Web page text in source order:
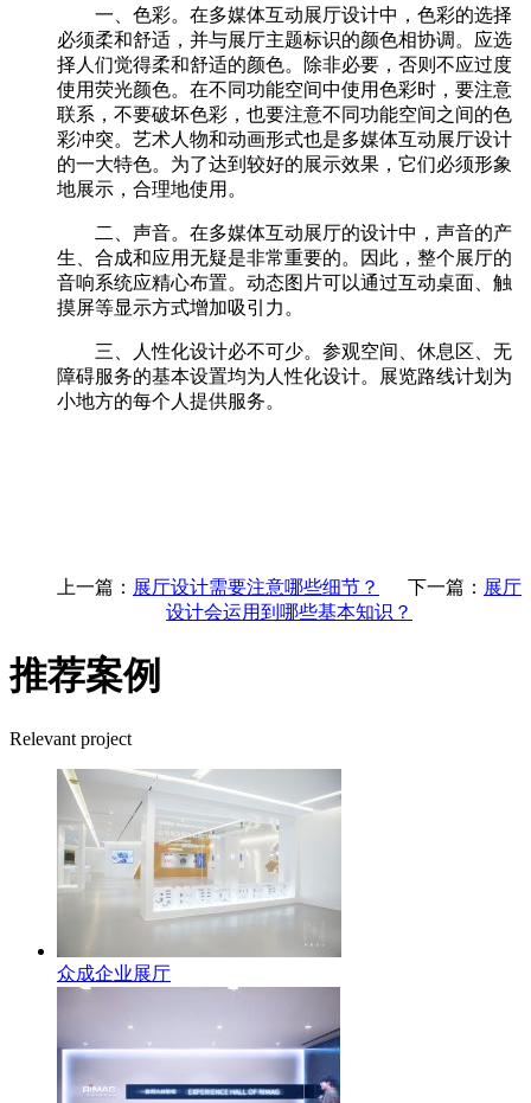
一、色彩。在多媒体互动展厅设计中，色彩的选择
必须柔和舒适，并与展厅主题标识的颜色相协调。应选
择人们觉得柔和舒适的颜色。除非必要，否则不应过度
使用荧光颜色。在不同功能空间中使用色彩时，要注意
联系，不要破坏色彩，也要注意不同功能空间之间的色
彩冲突。艺术人物和动画形式也是多媒体互动展厅设计
的一大特色。为了达到较好的展示效果，它们必须形象
地展示，合理地使用。
二、声音。在多媒体互动展厅的设计中，声音的产
生、合成和应用无疑是非常重要的。因此，整个展厅的
音响系统应精心布置。动态图片可以通过互动桌面、触
摸屏等显示方式增加吸引力。
三、人性化设计必不可少。参观空间、休息区、无
障碍服务的基本设置均为人性化设计。展览路线计划为
小地方的每个人提供服务。
上一篇： 展厅设计需要注意哪些细节？ 下一篇： 展厅
设计会运用到哪些基本知识？
推荐案例
Relevant project
众成企业展厅